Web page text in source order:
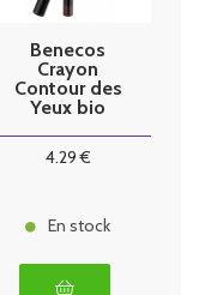
Benecos
Crayon
Contour des
Yeux bio
4.29€
En stock